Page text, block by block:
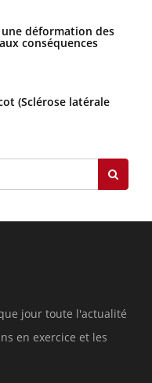
déformation des
conséquences
(Sclérose latérale
jour toute l'actualité
en exercice et les